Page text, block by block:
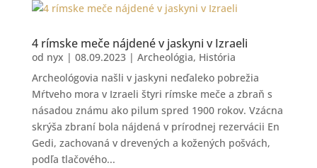
4 rímske meče nájdené v jaskyni v Izraeli
od nyx | 08.09.2023| Archeológia, História
Archeológovia našli v jaskyni neďaleko pobrežia
Mŕtveho mora v Izraeli štyri rímske meče a zbraň s
násadou známu ako pilum spred 1900 rokov. Vzácna
skrýša zbraní bola nájdená v prírodnej rezervácii En
Gedi, zachovaná v drevených a kožených pošvách,
podľa tlačového...